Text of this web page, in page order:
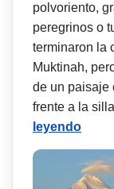
polvoriento,
peregrinos o
terminaron la
Muktinah,
de un paisaje
frente a la
leyendo